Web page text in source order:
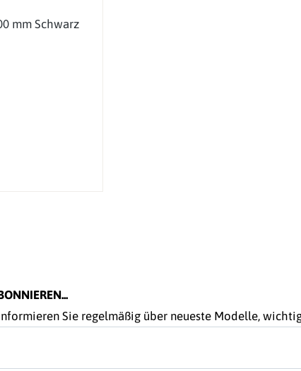
mm Schwarz
Sie regelmäßig über neueste Modelle,